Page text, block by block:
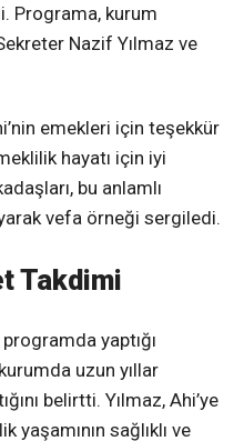
Programa, kurum
Nazif Yılmaz ve
emekleri için teşekkür
hayatı için iyi
bu anlamlı
vefa örneği sergiledi.
Takdimi
yaptığı
uzun yıllar
belirtti. Yılmaz, Ahi’ye
yaşamının sağlıklı ve